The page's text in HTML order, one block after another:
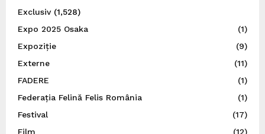
Exclusiv(1,528)
Expo 2025 Osaka
(1)
Expoziție
(9)
Externe
(11)
FADERE
(1)
Federația Felină Felis România
(1)
Festival
(17)
Film
(12)